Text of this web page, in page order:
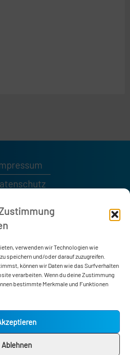
verwenden wir Technologien wie
speichern und/oder darauf zuzugreifen.
können wir Daten wie das Surfverhalten
verarbeiten. Wenn du deine Zustimmung
bestimmte Merkmale und Funktionen
Ablehnen
Rathaus
Leipzig
178
/ 1232189
/ 1232185